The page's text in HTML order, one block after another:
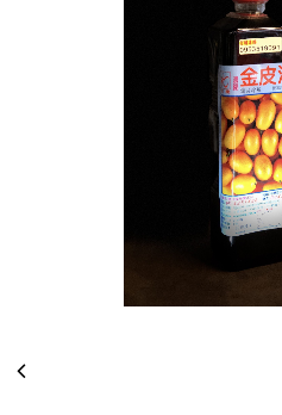
運費~買12瓶送1瓶~手腳要快
100%美國OUTLET代
2000元~按
全台第一輛到府服務
線
100%美國正品~美國
~週年慶～週年慶～團
運費~買12瓶送1瓶~手腳要快
100%美國OUTLET代